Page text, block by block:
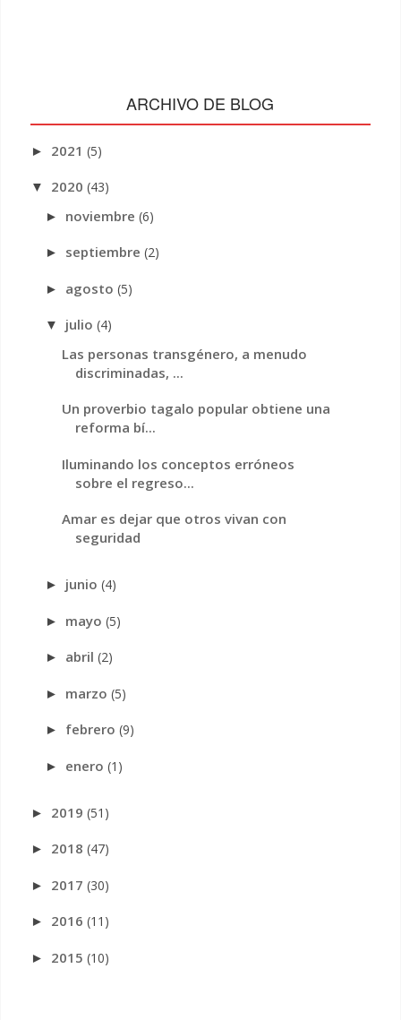
ARCHIVO DE BLOG
► 2021 (5)
▼ 2020 (43)
► noviembre(6)
► septiembre(2)
► agosto(5)
▼ julio(4)
Las personas transgénero, a menudo
discriminadas, ...
Un proverbio tagalo popular obtiene una
reforma bí...
Iluminando los conceptos erróneos
sobre el regreso...
Amar es dejar que otros vivan con
seguridad
► junio(4)
► mayo(5)
► abril(2)
► marzo(5)
► febrero(9)
► enero(1)
► 2019 (51)
► 2018 (47)
► 2017 (30)
► 2016 (11)
► 2015 (10)